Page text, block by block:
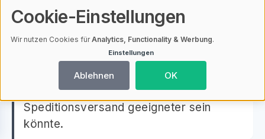
Wählen Sie die passende Versandart:
Berücksichtigen Sie die Größe und den
Wert Ihrer Angelrute. Für kompakte
Ruten kann ein Paketversand
ausreichen, während für längere oder
wertvollere Ruten der Sperrgut- oder
Speditionsversand geeigneter sein
könnte.
Cookie-Einstellungen
Wir nutzen Cookies fürAnalytics, Functionality & Werbung.
Einstellungen
Ablehnen OK